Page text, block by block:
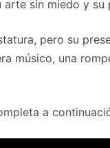
sin miedo y su
pero su
músico, una
a